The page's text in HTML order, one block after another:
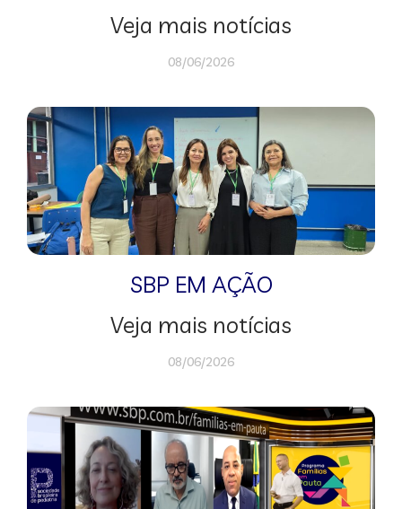
Veja mais notícias
08/06/2026
SBP EM AÇÃO
Veja mais notícias
08/06/2026